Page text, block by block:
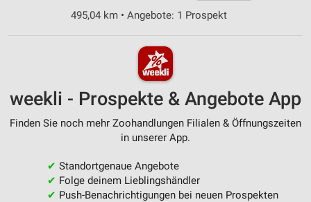
495,04 km • Angebote: 1 Prospekt
weekli - Prospekte & Angebote App
Finden Sie noch mehr Zoohandlungen Filialen & Öffnungszeiten
in unserer App.
✔ Standortgenaue Angebote
✔ Folge deinem Lieblingshändler
✔ Push-Benachrichtigungen bei neuen Prospekten